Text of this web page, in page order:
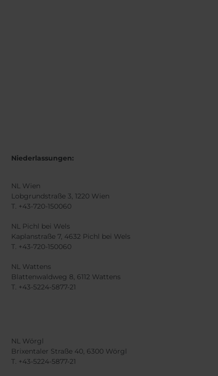
Niederlassungen:
NL Wien
Lobgrundstraße 3, 1220 Wien
T. +43-720-150060
NL Pichl bei Wels
Kaplanstraße 7, 4632 Pichl bei Wels
T. +43-720-150060
NL Wattens
Blattenwaldweg 8, 6112 Wattens
​​​​​​​T. +43-5224-5877-21
NL Wörgl
Brixentaler Straße 40, 6300 Wörgl
T. +43-5224-5877-21